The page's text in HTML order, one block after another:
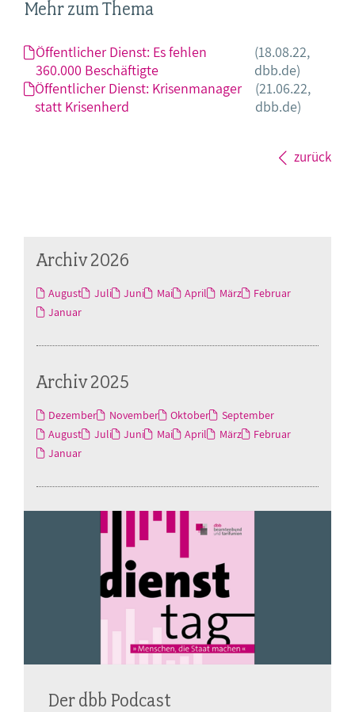
Mehr zum Thema
Öffentlicher Dienst: Es fehlen
360.000 Beschäftigte
(18.08.22,
dbb.de)
Öffentlicher Dienst: Krisenmanager
statt Krisenherd
(21.06.22,
dbb.de)
zurück
Archiv 2026
August Juli Juni Mai April März
Februar
Januar
Archiv 2025
Dezember November Oktober
September
August
Juli Juni Mai April März
Februar
Januar
Der dbb Podcast